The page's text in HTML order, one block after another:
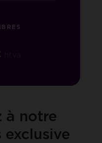
à notre
exclusive